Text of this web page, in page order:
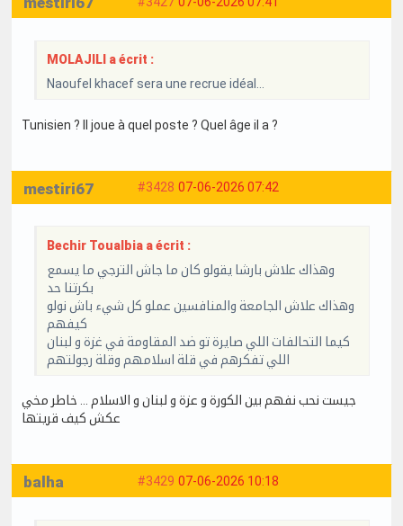
MOLAJILI a écrit :
Naoufel khacef sera une recrue idéal...
Tunisien ? Il joue à quel poste ? Quel âge il a ?
#3428 07-06-2026 07:42
mestiri67
Bechir Toualbia a écrit :
وهذاك علاش بارشا يقولو كان ما جاش الترجي ما يسمع
بكرتنا حد
وهذاك علاش الجامعة والمنافسين عملو كل شيء باش نولو
كيفهم
كيما التحالفات اللي صايرة تو ضد المقاومة في غزة و لبنان
اللي تفكرهم في قلة اسلامهم وقلة رجولتهم
جيست نحب نفهم بين الكورة و عزة و لبنان و الاسلام … خاطر مخي
عكش كيف قريتها
#3429 07-06-2026 10:18
balha